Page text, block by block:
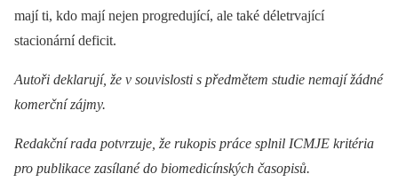
mají ti, kdo mají nejen progredující, ale také déletrvající
stacionární deficit.
Autoři deklarují, že v souvislosti s předmětem studie nemají žádné
komerční zájmy.
Redakční rada potvrzuje, že rukopis práce splnil ICMJE kritéria
pro publikace zasílané do biomedicínských časopisů.